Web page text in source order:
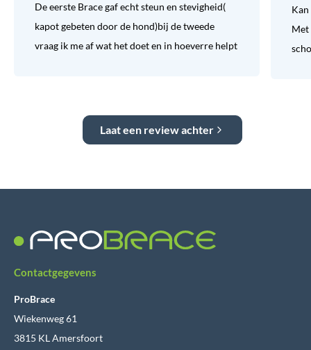
De eerste Brace gaf echt steun en stevigheid(
kapot gebeten door de hond)bij de tweede
vraag ik me af wat het doet en in hoeverre helpt
Met
Laat een review achter
Contactgegevens
ProBrace
Wiekenweg 61
3815 KL Amersfoort